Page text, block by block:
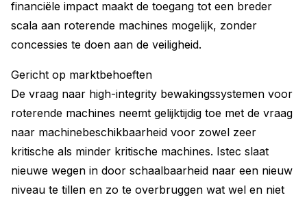
financiële impact maakt de toegang tot een breder
scala aan roterende machines mogelijk, zonder
concessies te doen aan de veiligheid.
Gericht op marktbehoeften
De vraag naar high-integrity bewakingssystemen voor
roterende machines neemt gelijktijdig toe met de vraag
naar machinebeschikbaarheid voor zowel zeer
kritische als minder kritische machines. Istec slaat
nieuwe wegen in door schaalbaarheid naar een nieuw
niveau te tillen en zo te overbruggen wat wel en niet